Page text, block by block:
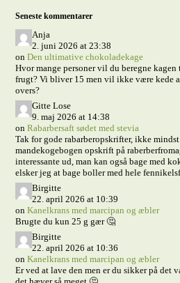
Seneste kommentarer
Anja
2. juni 2026 at 23:38
onDen ultimative chokoladekage
Hvor mange personer vil du beregne
frugt? Vi bliver 15 men vil ikke være kede
overs?
Gitte Lose
9. maj 2026 at 14:38
onRabarbersaft sødet med stevia
Tak for gode rabarberopskrifter, ikke
mandekogebogen opskrift på
interessante ud, man kan også bage med
elsker jeg at bage boller med hele
Birgitte
22. april 2026 at 10:39
onKanelkrans med marcipan og æbler
Brugte du kun 25 g gær 🤔
Birgitte
22. april 2026 at 10:36
onKanelkrans med marcipan og æbler
Er ved at lave den men er du sikker på det